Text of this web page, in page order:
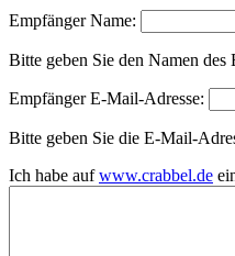
Empfänger Name:
Bitte geben Sie den Namen des
Empfänger E-Mail-Adresse:
Bitte geben Sie die E-Mail-
Ich habe aufwww.crabbel.de